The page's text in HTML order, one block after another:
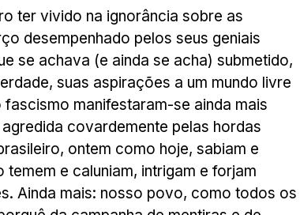
ter vivido na ignorância sobre as
desempenhado pelos seus geniais
se achava (e ainda se acha) submetido,
suas aspirações a um mundo livre
manifestaram-se ainda mais
covardemente pelas hordas
ontem como hoje, sabiam e
e caluniam, intrigam e forjam
Ainda mais: nosso povo, como todos os